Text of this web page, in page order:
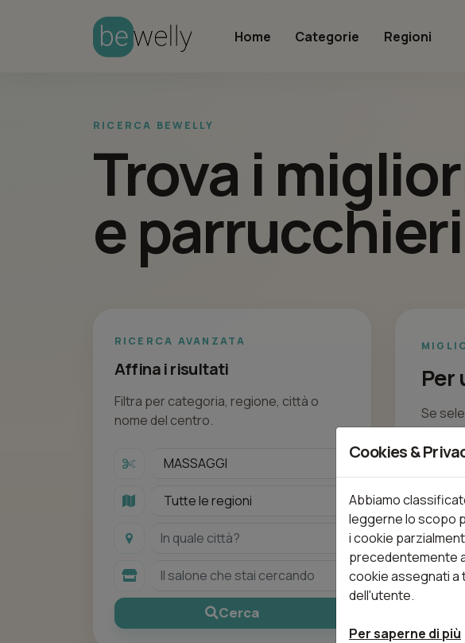
Home Categorie Regioni
RICERCA BEWELLY
Trova i
e
RICERCA AVANZATA
Affina i risultati
Filtra per categoria, regione, città o
nome del centro.
Cerca
Per
Se
Cookies &
Abbiamo
leggerne lo scopo
i cookie
precedentemente
cookie assegnati a
dell'utente.
Per saperne di più